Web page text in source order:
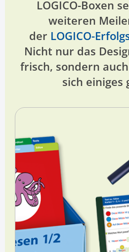
LOGICO-Boxen
weiteren
der LOGICO-
Nicht nur das
frisch, sondern
sich einiges